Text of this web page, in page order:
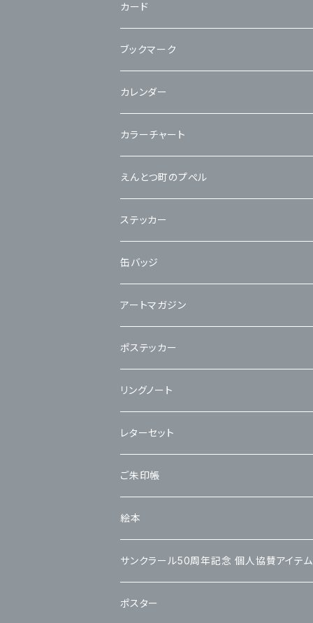
カード
立体カード
ブックマーク
カレンダー
カラーチャート
えんとつ町のプぺル
ステッカー
缶バッジ
アートマガジン
ポステッカー
リングノート
レターセット
ご朱印帳
絵本
サンクラール50周年記念 個人協賛アイテム
ポスター